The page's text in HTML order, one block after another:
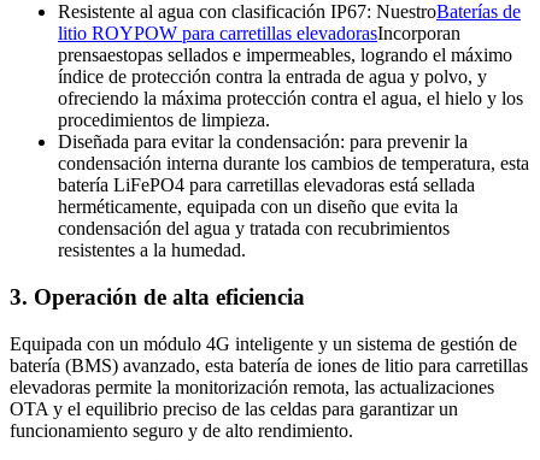
Resistente al agua con clasificación IP67: NuestroBaterías de
litio ROYPOW para carretillas elevadorasIncorporan
prensaestopas sellados e impermeables, logrando el máximo
índice de protección contra la entrada de agua y polvo, y
ofreciendo la máxima protección contra el agua, el hielo y los
procedimientos de limpieza.
Diseñada para evitar la condensación: para prevenir la
condensación interna durante los cambios de temperatura, esta
batería LiFePO4 para carretillas elevadoras está sellada
herméticamente, equipada con un diseño que evita la
condensación del agua y tratada con recubrimientos
resistentes a la humedad.
3. Operación de alta eficiencia
Equipada con un módulo 4G inteligente y un sistema de gestión de
batería (BMS) avanzado, esta batería de iones de litio para carretillas
elevadoras permite la monitorización remota, las actualizaciones
OTA y el equilibrio preciso de las celdas para garantizar un
funcionamiento seguro y de alto rendimiento.